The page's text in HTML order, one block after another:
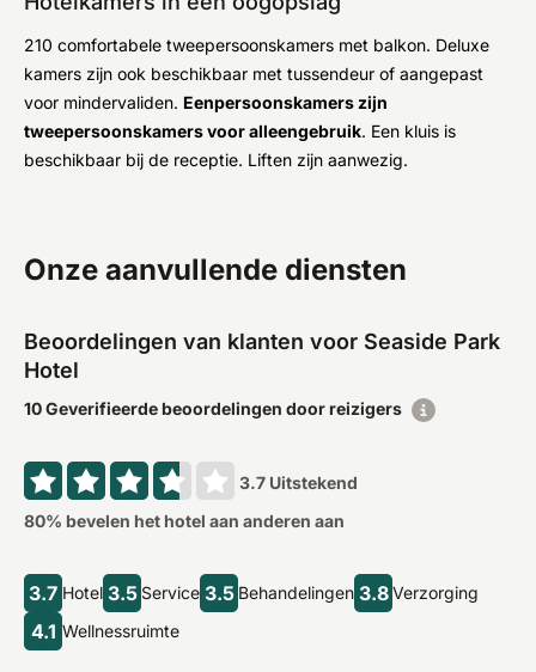
210 comfortabele tweepersoonskamers met balkon. Deluxe
kamers zijn ook beschikbaar met tussendeur of aangepast
voor mindervaliden. Eenpersoonskamers zijn
tweepersoonskamers voor alleengebruik. Een kluis is
beschikbaar bij de receptie. Liften zijn aanwezig.
Onze aanvullende diensten
Beoordelingen van klanten voor Seaside Park
Hotel
10 Geverifieerde beoordelingen door reizigers
3.7 Uitstekend
80% bevelen het hotel aan anderen aan
3.7 Hotel 3.5 Service 3.5 Behandelingen 3.8 Verzorging
4.1 Wellnessruimte